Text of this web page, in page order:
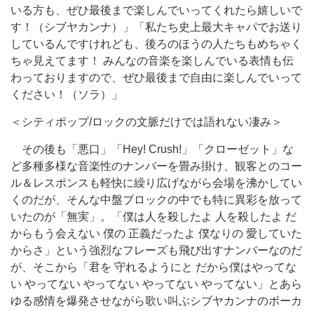
いる方も、ぜひ最後まで楽しんでいってくれたら嬉しいで
す！（シブヤカンナ）」「私たち史上最大キャパでお送り
しているんですけれども、後ろのほうの人たちもめちゃく
ちゃ見えてます！ みんなの音楽を楽しんでいる表情も伝
わっておりますので、ぜひ最後まで自由に楽しんでいって
ください！（ソラ）」
＜シティポップ/ロックの文脈だけでは語れない凄み＞
その後も「悪口」「Hey! Crush!」「クローゼット」な
ど多種多様な音楽性のナンバーを畳み掛け、観客とのコー
ル＆レスポンスも軽快に繰り広げながら会場を沸かしてい
くのだが、そんな中盤ブロックの中でも特に異彩を放って
いたのが「無実」。「僕は人を殺したよ 人を殺したよ だ
からもう会えない 僕の 正義だったよ 僕なりの 愛していた
からさ」という強烈なフレーズも飛び出すナンバーなのだ
が、そこから「君を 守れるようにと だから僕はやってな
い やってない やってない やってない やってない」とあら
ゆる感情を爆発させながら歌い叫ぶシブヤカンナのボーカ